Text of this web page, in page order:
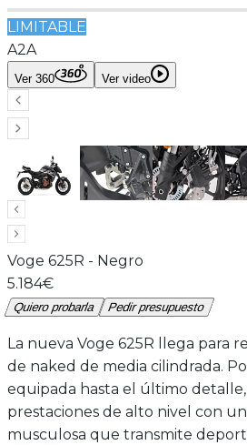
LIMITABLE
A2A
Ver 360 Ver video
Voge 625R - Negro
5.184€
Quiero probarla Pedir presupuesto
La nueva Voge 625R llega para
de naked de media cilindrada.
equipada hasta el último
prestaciones de alto nivel con
musculosa que transmite